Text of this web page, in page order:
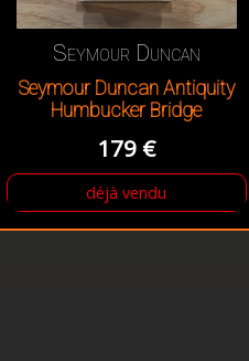
Seymour Duncan
Seymour Duncan Antiquity
Humbucker Bridge
179 €
déjà vendu